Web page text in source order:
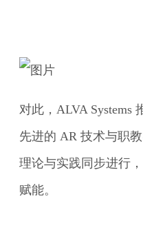
对此，ALVA Systems
先进的 AR 技术与职
理论与实践同步进行
赋能。